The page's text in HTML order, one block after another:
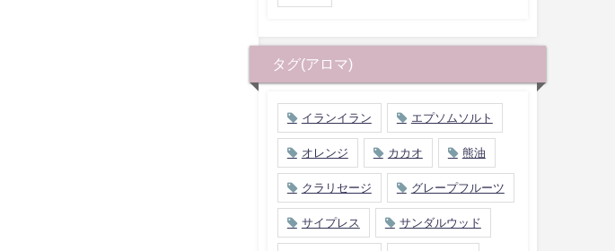
タグ(アロマ)
イランイラン エプソムソルト
オレンジ カカオ 熊油
クラリセージ グレープフルーツ
サイプレス サンダルウッド